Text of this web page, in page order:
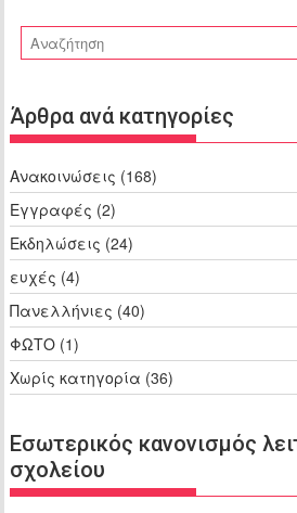
Άρθρα ανά κατηγορίες
Ανακοινώσεις (168)
Εγγραφές (2)
Εκδηλώσεις (24)
ευχές (4)
Πανελλήνιες (40)
ΦΩΤΟ (1)
Χωρίς κατηγορία (36)
Εσωτερικός κανονισμός
σχολείου